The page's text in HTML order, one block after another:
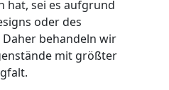
hat, sei es aufgrund
oder des
behandeln wir
mit größter